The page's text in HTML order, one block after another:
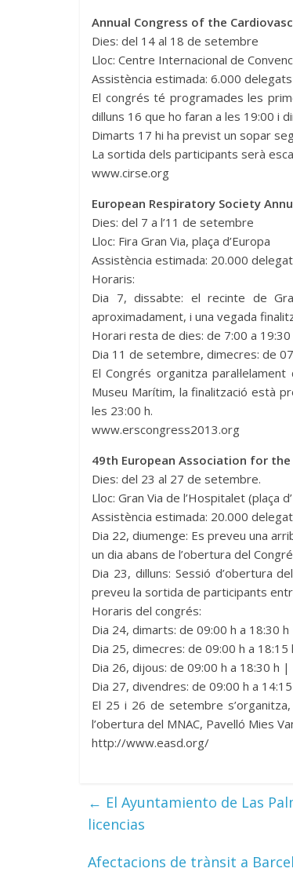
Annual Congress of the
Dies: del 14 al 18 de setembre
Lloc: Centre Internacional de
Assistència estimada: 6.000 delegats
El congrés té programades les
dilluns 16 que ho faran a les 19:00 i
Dimarts 17 hi ha previst un sopar
La sortida dels participants serà
www.cirse.org
European Respiratory Society
Dies: del 7 a l’11 de setembre
Lloc: Fira Gran Via, plaça d’Europa
Assistència estimada: 20.000
Horaris:
Dia 7, dissabte: el recinte de
aproximadament, i una vegada
Horari resta de dies: de 7:00 a
Dia 11 de setembre, dimecres: de
El Congrés organitza
Museu Marítim, la finalització està
les 23:00 h.
www.erscongress2013.org
49th European Association for the
Dies: del 23 al 27 de setembre.
Lloc: Gran Via de l’Hospitalet (plaça
Assistència estimada: 20.000
Dia 22, diumenge: Es preveu una
un dia abans de l’obertura del
Dia 23, dilluns: Sessió d’obertura
preveu la sortida de participants
Horaris del congrés:
Dia 24, dimarts: de 09:00 h a 18:30 h
Dia 25, dimecres: de 09:00 h a 18:15
Dia 26, dijous: de 09:00 h a 18:30 h |
Dia 27, divendres: de 09:00 h a
El 25 i 26 de setembre
l’obertura del MNAC, Pavelló Mies
http://www.easd.org/
← El Ayuntamiento de Las
licencias
Afectacions de trànsit a